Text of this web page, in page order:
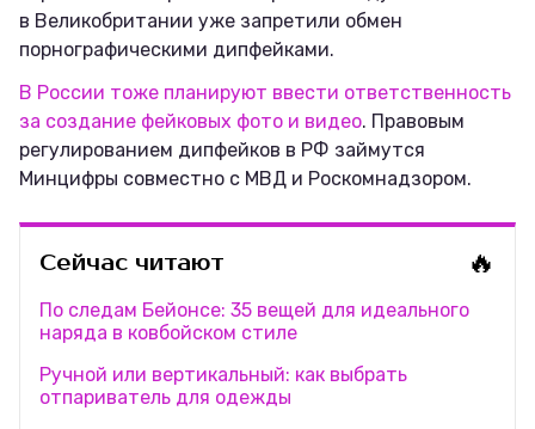
в Великобритании уже запретили обмен
порнографическими дипфейками.
В России тоже планируют ввести ответственность
за создание фейковых фото и видео. Правовым
регулированием дипфейков в РФ займутся
Минцифры совместно с МВД и Роскомнадзором.
Сейчас читают 🔥
По следам Бейонсе: 35 вещей для идеального
наряда в ковбойском стиле
Ручной или вертикальный: как выбрать
отпариватель для одежды